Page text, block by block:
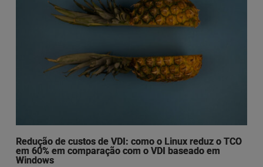
Redução de custos de VDI: como o Linux reduz o TCO
em 60% em comparação com o VDI baseado em
Windows